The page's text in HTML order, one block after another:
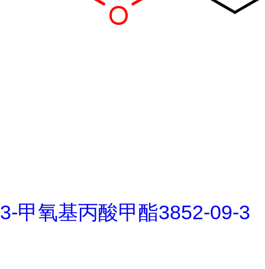
3-甲氧基丙酸甲酯3852-09-3